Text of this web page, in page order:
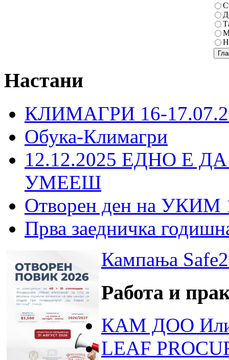
Настани
КЛИМАГРИ 16-
Обука-Климагри
12.12.2025 ЕДНО Е
УМЕЕШ
Отворен ден на УКИМ
Прва заедничка
Кампања
Работа и
КАМ ДОО
LEAF